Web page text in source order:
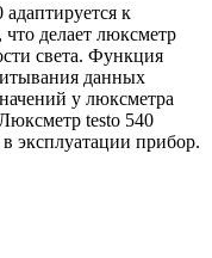
к
что делает люксметр
света. Функция
данных
у люксметра
testo 540
эксплуатации прибор.